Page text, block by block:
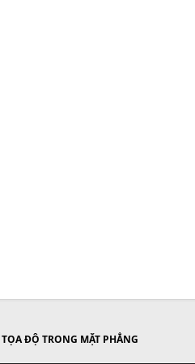
ĐỘ TRONG MẶT PHẲNG